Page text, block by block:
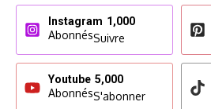
Instagram 1,000
AbonnésSuivre
Youtube 5,000
AbonnésS'abonner